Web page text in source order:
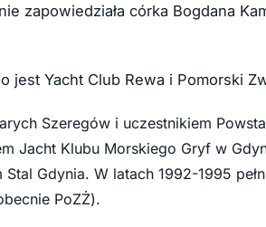
zapowiedziała córka Bogdana
jest Yacht Club Rewa i Pomorski
Szeregów i uczestnikiem
Jacht Klubu Morskiego Gryf w
Gdynia. W latach 1992-1995
PoZŻ).